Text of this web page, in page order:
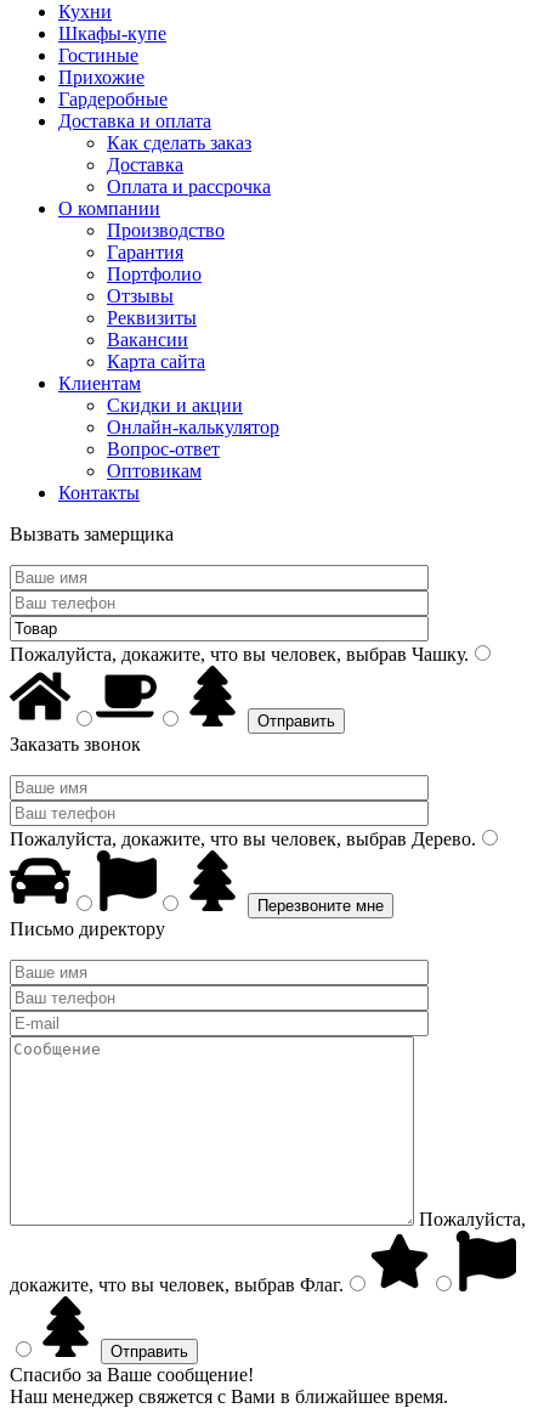
Кухни
Шкафы-купе
Гостиные
Прихожие
Гардеробные
Доставка и оплата
Как сделать заказ
Доставка
Оплата и рассрочка
О компании
Производство
Гарантия
Портфолио
Отзывы
Реквизиты
Вакансии
Карта сайта
Клиентам
Скидки и акции
Онлайн-калькулятор
Вопрос-ответ
Оптовикам
Контакты
Вызвать замерщика
Пожалуйста, докажите, что вы человек, выбрав Чашку.
Заказать звонок
Пожалуйста, докажите, что вы человек, выбрав Дерево.
Письмо директору
Пожалуйста,
докажите, что вы человек, выбрав Флаг.
Спасибо за Ваше сообщение!
Наш менеджер свяжется с Вами в ближайшее время.